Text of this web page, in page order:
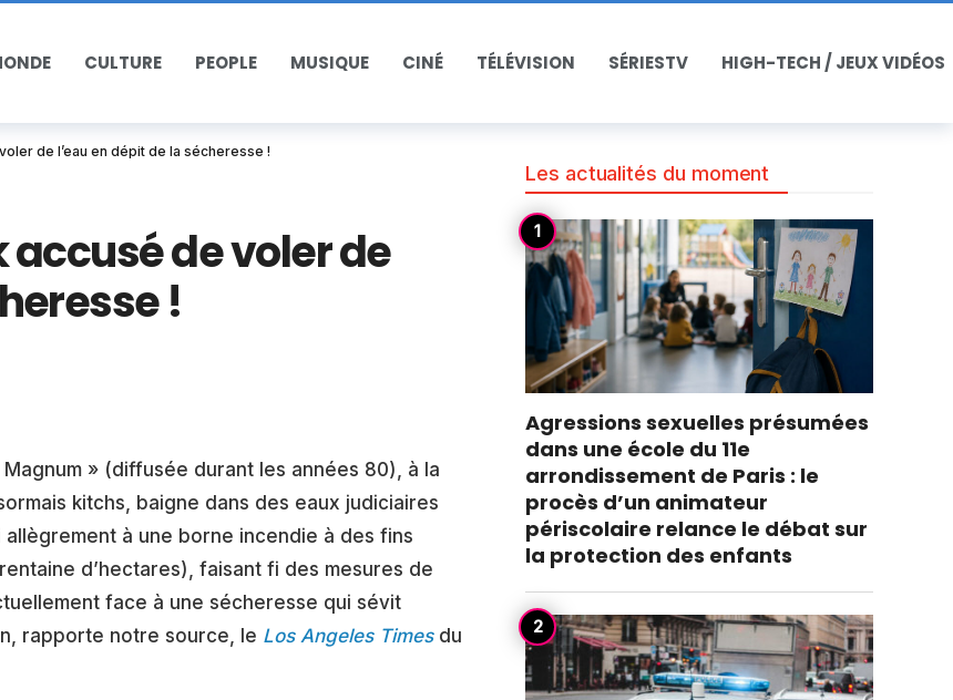
CULTURE PEOPLE MUSIQUE CINÉ TÉLÉVISION SÉRIESTV HIGH-TECH / JEUX VIDÉOS
de l’eau en dépit de la sécheresse !
accusé de voler de
!
» (diffusée durant les années 80), à la
kitchs, baigne dans des eaux judiciaires
à une borne incendie à des fins
d’hectares), faisant fi des mesures de
face à une sécheresse qui sévit
rapporte notre source, le Los Angeles Times du
Les actualités du moment
Agressions sexuelles présumées
dans une école du 11e
arrondissement de Paris : le
procès d’un animateur
périscolaire relance le débat sur
la protection des enfants